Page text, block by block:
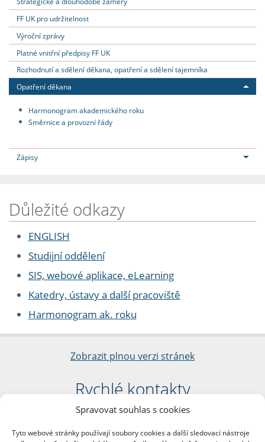
Spravovat souhlas s cookies
Tyto webové stránky používají soubory cookies a další sledovací nástroje
FF UK pro udržitelnost
Výroční zprávy
Platné vnitřní předpisy FF UK
Rozhodnutí a sdělení děkana, opatření a sdělení tajemníka
Opatření děkana
Harmonogram akademického roku
Směrnice a provozní řády
Zápisy
Důležité odkazy
ENGLISH
Studijní oddělení
SIS, webové aplikace, eLearning
Katedry, ústavy a další pracoviště
Harmonogram ak. roku
Zobrazit plnou verzi stránek
Rychlé kontakty
Filozofická fakulta
nám. Jana Palacha 1/2